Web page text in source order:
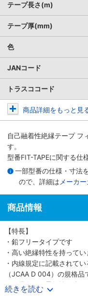
テープ長さ(m)
テープ厚(mm)
色
JANコード
トラスココード
商品詳細をもっと見
自己融着性絶縁テープ フ
す。
型番FIT-TAPEに関する仕
一部型番の仕様・寸法
ので、詳細は メーカ
商品情報
【特長】
・鉛フリータイプです
・高い絶縁特性を持ってい
・内線規定に記載されて
（JCAA D 004）の規格品
・低温化でも柔軟性を失わ
・耐オゾン亀裂、耐老化性
続きを読む